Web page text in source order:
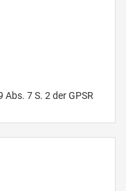
7 S. 2 der GPSR